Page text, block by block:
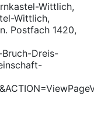
Wittlich,
Wittlich,
Postfach 1420,
Dreis-